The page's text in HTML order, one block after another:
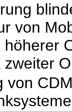
von
höherer
zweiter
von